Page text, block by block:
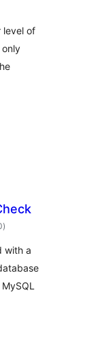
level of
notes
en
)
with a